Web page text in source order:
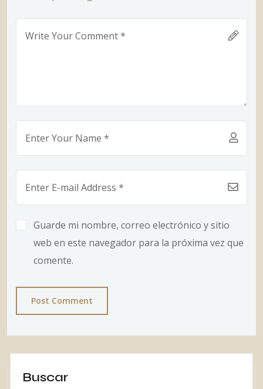
Guarde mi nombre, correo electrónico y sitio
web en este navegador para la próxima vez que
comente.
Post Comment
Buscar